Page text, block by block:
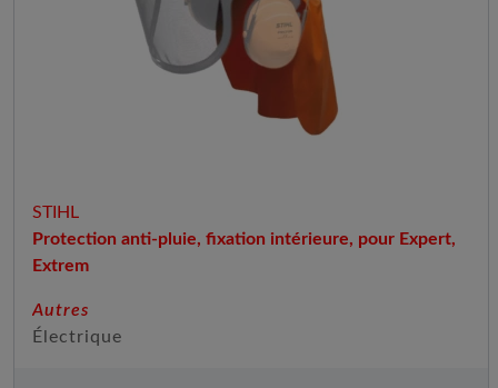
STIHL
Protection anti-pluie, fixation intérieure, pour Expert,
Extrem
Autres
Électrique